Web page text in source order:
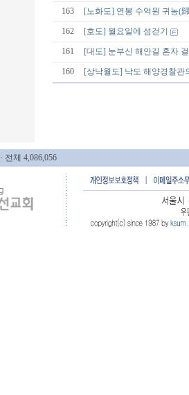
163 [노화도] 연봉 수억원 귀농(
162 [호도] 월요일에 섬걷기
161 [대도] 눈부신 해안길 혼자
160 [상낙월도] 낙도 해양경찰관
· 전체 4,086,056